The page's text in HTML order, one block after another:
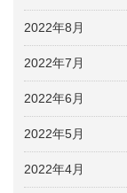
2022年8月
2022年7月
2022年6月
2022年5月
2022年4月